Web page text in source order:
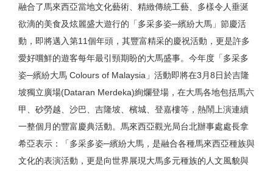
融合了馬來西亞當地文化藝術、精緻傳統工藝、多樣令人垂涎
欲滴的美食及炫麗盛大遊行的「多采多姿─繽紛大馬」節慶活
動，即將邁入第11個年頭，其豐富精采的慶祝活動，更是許多
愛好嚐鮮的遊客每年最引頸期盼的大馬盛事。今年度「多采多
姿─繽紛大馬 Colours of Malaysia」活動即將在3月8日於吉隆
坡獨立廣場(Dataran Merdeka)絢爛登場，在大馬各地包括馬六
甲、砂勞越、沙巴、吉隆坡、檳城、登嘉樓等，熱鬧上演連續
一整個月的豐富慶典活動。馬來西亞觀光局台北辦事處處長拿
希亞表示：「多采多姿─繽紛大馬，是融合各種馬來西亞種族與
文化的表演活動，更是向世界展現大馬多元種族的人文風貌與